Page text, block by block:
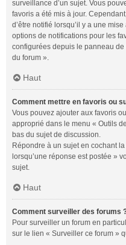
surveillance d’un sujet. Vous
favoris a été mis à jour.
d’être notifié lorsqu’il y a une
options de notifications pour les
configurées depuis le panneau de
du forum ».
Haut
Comment mettre en favoris ou
Vous pouvez ajouter aux favoris
approprié dans le menu « Outils
bas du sujet de discussion.
Répondre à un sujet en cochant
lorsqu’une réponse est postée »
sujet.
Haut
Comment surveiller des forums
Pour surveiller un forum en
sur le lien « Surveiller ce forum »